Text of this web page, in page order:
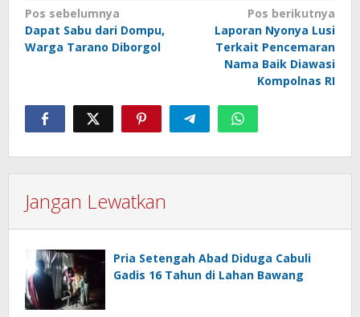
Navigasi
pos
Pos sebelumnya
Dapat Sabu dari Dompu,
Warga Tarano Diborgol
Pos berikutnya
Laporan Nyonya Lusi
Terkait Pencemaran
Nama Baik Diawasi
Kompolnas RI
Jangan Lewatkan
Pria Setengah Abad Diduga Cabuli
Gadis 16 Tahun di Lahan Bawang